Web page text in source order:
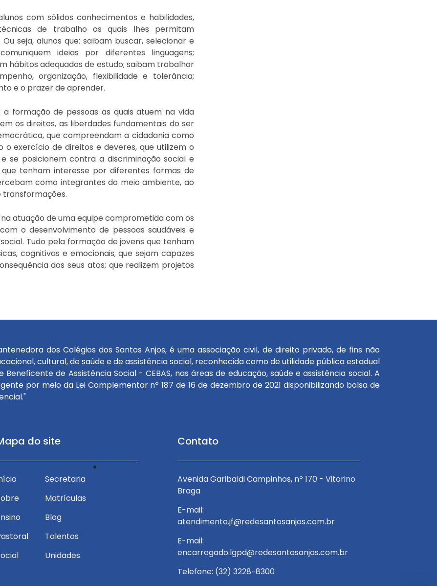
com sólidos conhecimentos e habilidades,
de trabalho os quais lhes permitam
seja, alunos que: saibam buscar, selecionar e
ideias por diferentes linguagens;
hábitos adequados de estudo; saibam trabalhar
organização, flexibilidade e tolerância;
e o prazer de aprender.
formação de pessoas as quais atuem na vida
os direitos, as liberdades fundamentais do ser
que compreendam a cidadania como
exercício de direitos e deveres, que utilizem o
se posicionem contra a discriminação social e
tenham interesse por diferentes formas de
como integrantes do meio ambiente, ao
atuação de uma equipe comprometida com os
o desenvolvimento de pessoas saudáveis e
Tudo pela formação de jovens que tenham
cognitivas e emocionais; que sejam capazes
dos seus atos; que realizem projetos
dos Colégios dos Santos Anjos, é uma associação civil, de direito privado, de fins não
cultural, de saúde e de assistência social, reconhecida como de utilidade pública estadual
de Assistência Social - CEBAS, nas áreas de educação, saúde e assistência social. A
por meio da Lei Complementar nº 187 de 16 de dezembro de 2021 disponibilizando bolsa de
do site
Secretaria
Matrículas
Blog
Talentos
Unidades
Contato
Garibaldi Campinhos, nº 170 - Vitorino
mail:
Avenida Garibaldi Campinhos, nº 170 - Vitorino
Braga
E-mail:
atendimento.jf@redesantosanjos.com.br
E-mail:
encarregado.lgpd@redesantosanjos.com.br
Telefone: (32) 3228-8300